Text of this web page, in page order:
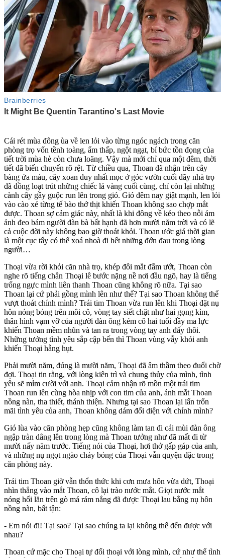
Cái rét mùa đông ùa về len lỏi vào từng ngóc ngách trong căn
phòng trọ vốn tềnh toàng, ẩm thấp, ngột ngạt, bí bức tồn đọng của
tiết trời mùa hè còn chưa loãng. Vậy mà mới chỉ qua một đêm, thời
tiết đã biến chuyển rõ rệt. Từ chiều qua, Thoan đã nhận trên cây
bàng ứa máu, cây xoan duy nhất mọc ở góc vườn cuối dãy nhà trọ
đã đồng loạt trút những chiếc lá vàng cuối cùng, chỉ còn lại những
cành cây gầy guộc run lên trong gió. Gió đêm nay giật mạnh, len lỏi
vào cào xé từng tế bào thớ thịt khiến Thoan không sao chợp mắt
được. Thoan sợ cảm giác này, nhất là khi đông về kéo theo nỗi ám
ảnh đeo bám người đàn bà bất hạnh đã hơn mười năm trời và có lẽ
cả cuộc đời này không bao giờ thoát khỏi. Thoan ước giá thời gian
là một cục tẩy có thể xoá nhoà đi hết những đớn đau trong lòng
người…
Thoại vừa rời khỏi căn nhà trọ, khép đôi mắt đẫm ướt, Thoan còn
nghe rõ tiếng chân Thoại lê bước nặng nề nơi đầu ngõ, hay là tiếng
trống ngực mình liên thanh Thoan cũng không rõ nữa. Tại sao
Thoan lại cứ phải gồng mình lên như thế? Tại sao Thoan không thể
vượt thoát chính mình? Trái tim Thoan vừa run lên khi Thoại đặt nụ
hôn nóng bỏng trên môi cô, vòng tay siết chặt như hai gọng kìm,
thâ‌n hìn‌h vạm vỡ của người đàn ông kém cô hai tuổi đầy ma lực
khiến Thoan mềm nhũn và tan ra trong vòng tay anh đấy thôi.
Những tưởng tình yêu sắp cập bến thì Thoan vùng vẫy khỏi anh
khiến Thoại hẫng hụt.
Phải mười năm, đúng là mười năm, Thoại đã âm thầm theo đuổi chờ
đợi. Thoại tin rằng, với lòng kiên trì và chung thủy của mình, tình
yêu sẽ mỉm cười với anh. Thoại cảm nhận rõ mồn một trái tim
Thoan run lên cùng hòa nhịp với con tim của anh, ánh mắt Thoan
nồng nàn, tha thiết, thánh thiện. Nhưng tại sao Thoan lại lẩn trốn
mãi tình yêu của anh, Thoan không dám đối diện với chính mình?
Gió lùa vào căn phòng hẹp cũng không làm tan đi cái mùi đàn ông
ngập tràn dâng lên trong lòng mà Thoan tưởng như đã mất đi từ
mười nấy năm trước. Tiếng nói của Thoại, hơi thở gấp gáp của anh,
và những nụ ngọt ngào cháy bỏng của Thoại vẫn quyện đặc trong
căn phòng này.
Trái tim Thoan giờ vẫn thổn thức khi cơn mưa hôn vừa dứt, Thoại
nhìn thẳng vào mắt Thoan, cô lại trào nước mắt. Giọt nước mắt
nóng hổi lăn trên gò má rám nắng đã được Thoại lau bằng nụ hôn
nồng nàn, bất tận:
- Em nói đi! Tại sao? Tại sao chúng ta lại không thể đến được với
nhau?
Thoan cứ mặc cho Thoại tự đối thoại với lòng mình, cứ như thể tình